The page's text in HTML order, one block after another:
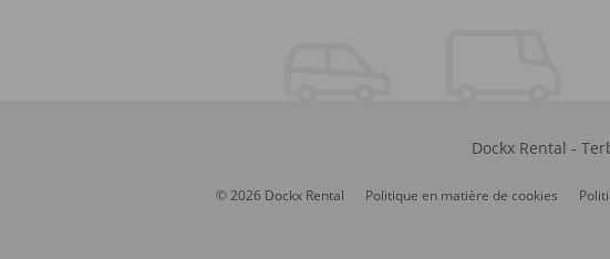
Dockx Rental -
© 2026 Dockx Rental Politique en matière de cookies